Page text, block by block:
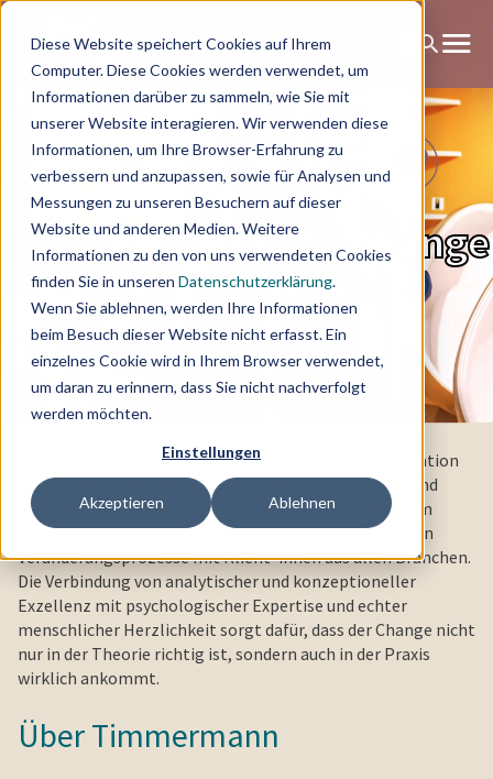
Diese Website speichert Cookies auf Ihrem
Computer. Diese Cookies werden verwendet, um
Informationen darüber zu sammeln, wie Sie mit
unserer Website interagieren. Wir verwenden diese
Informationen, um Ihre Browser-Erfahrung zu
verbessern und anzupassen, sowie für Analysen und
Messungen zu unseren Besuchern auf dieser
Website und anderen Medien. Weitere
Informationen zu den von uns verwendeten Cookies
finden Sie in unseren Datenschutzerklärung.
Wenn Sie ablehnen, werden Ihre Informationen
beim Besuch dieser Website nicht erfasst. Ein
einzelnes Cookie wird in Ihrem Browser verwendet,
um daran zu erinnern, dass Sie nicht nachverfolgt
werden möchten.
Einstellungen
Akzeptieren Ablehnen
To help humanity change
for the better
Wir stehen für Beratung 2.0 – eine gelungene Kombination
aus systemischer und klassischer Topmanagement- und
Strategie-Beratung, Training und Coaching. Mit diesem
Ansatz gestalten wir als Transformationsexpert*innen
Veränderungsprozesse mit Klient*innen aus allen Branchen.
Die Verbindung von analytischer und konzeptioneller
Exzellenz mit psychologischer Expertise und echter
menschlicher Herzlichkeit sorgt dafür, dass der Change nicht
nur in der Theorie richtig ist, sondern auch in der Praxis
wirklich ankommt.
Über Timmermann